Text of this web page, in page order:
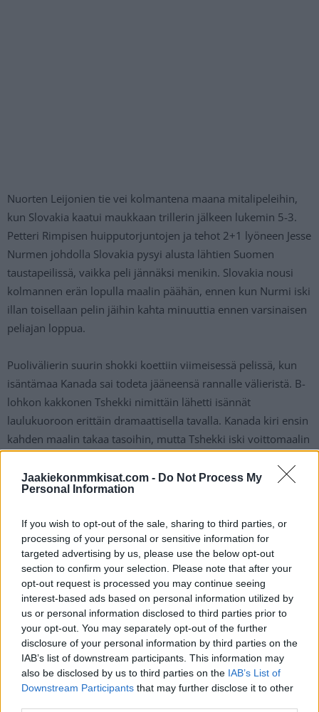
Jaakiekonmmkisat.com - Do Not Process My
Personal Information
If you wish to opt-out of the sale, sharing to third parties, or
processing of your personal or sensitive information for
targeted advertising by us, please use the below opt-out
section to confirm your selection. Please note that after your
opt-out request is processed you may continue seeing
interest-based ads based on personal information utilized by
us or personal information disclosed to third parties prior to
your opt-out. You may separately opt-out of the further
disclosure of your personal information by third parties on the
IAB’s list of downstream participants. This information may
also be disclosed by us to third parties on the IAB’s List of
Downstream Participants that may further disclose it to other
Nuorten Leijonien tie vei kolmantena maana mitalipeleihin,
kun Slovakia kaatui maukkaan trillerin jälkeen lukemin 5-3.
Petteri Rimpisen huipputorjuntojen ja tehot 2+1 lyöneen Jesse
Nurmen johdolla Slovakia pysyi alusta lähtien Suomen
taustapeilissä, vaikka peli jännäksi menikin. Slovakia nousi
kolmannen erän lopulla maalin päähän, ennen kun Nurmi iski
illan toisellaan pelin jäihin kahta minuuttia ennen varsinaisen
peliajan loppua.
Puolivälierin suurin shokki koettiin viimeisessä pelissä, kun
isäntämaa Kanada sai todeta jääneensä rannalle välieristä. B-
lohkon kakkonen Tshekki nimittäin lähetti isännät
laulukuoroon erittäin dramaattisella tavalla. Kanada kiri ensin
kahden maalin takaa tasoihin, mutta Tshekki iski voittomaalin
loppua käynnistäen Kanadan maansurun.
ollen välierissä nähdään todellinen maaotteluklassikko, kun
Nuoret Leijonat kohtaa lauantai-iltana Suomen aikaa
pelattavassa ottelussa Ruotsin. USA ja Tshekki kohtaavat
toisessa parissa, joka pelataan sunnuntain vastaisena yönä.
Nuorten Leijonien kisat jatkuvat
mitalipeleissä, tässä välierien aikataulu
(alkamisajat Suomen aikaa):